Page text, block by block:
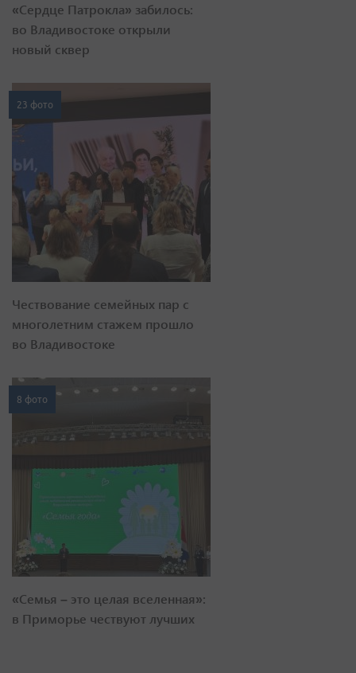
«Сердце Патрокла» забилось:
во Владивостоке открыли
новый сквер
23 фото
Чествование семейных пар с
многолетним стажем прошло
во Владивостоке
8 фото
«Семья – это целая вселенная»:
в Приморье чествуют лучших